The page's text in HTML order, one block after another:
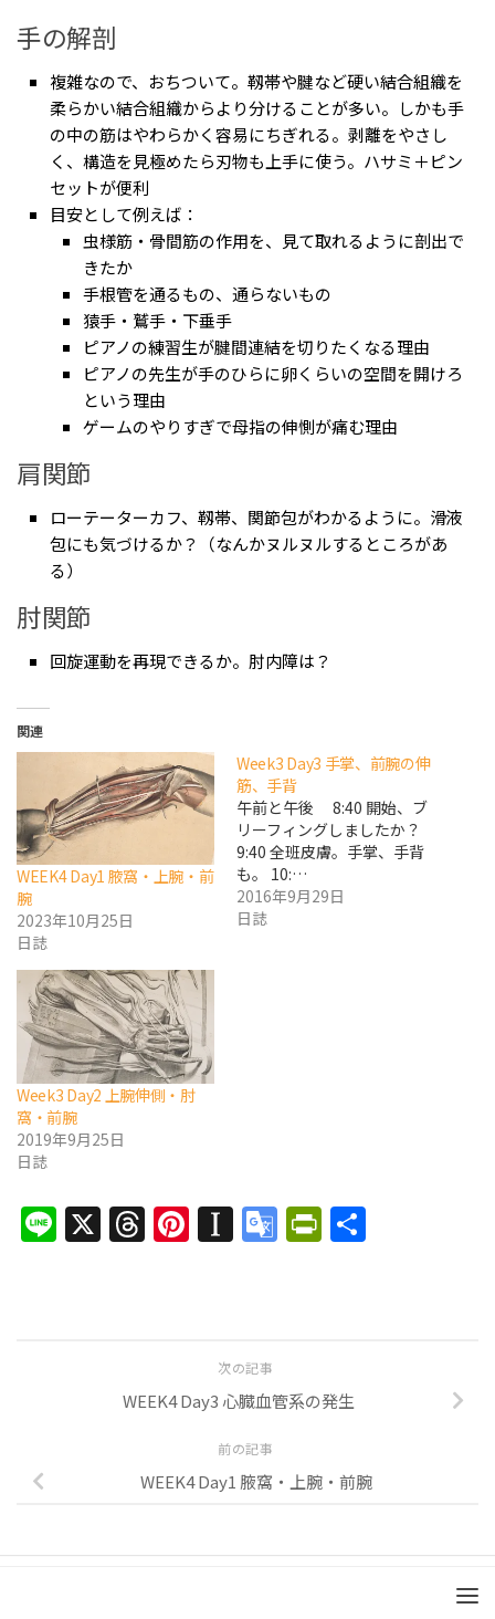
手の解剖
複雑なので、おちついて。靱帯や腱など硬い結合組織を
柔らかい結合組織からより分けることが多い。しかも手
の中の筋はやわらかく容易にちぎれる。剥離をやさし
く、構造を見極めたら刃物も上手に使う。ハサミ＋ピン
セットが便利
目安として例えば：
虫様筋・骨間筋の作用を、見て取れるように剖出で
きたか
手根管を通るもの、通らないもの
猿手・鷲手・下垂手
ピアノの練習生が腱間連結を切りたくなる理由
ピアノの先生が手のひらに卵くらいの空間を開けろ
という理由
ゲームのやりすぎで母指の伸惻が痛む理由
肩関節
ローテーターカフ、靱帯、関節包がわかるように。滑液
包にも気づけるか？（なんかヌルヌルするところがあ
る）
肘関節
回旋運動を再現できるか。肘内障は？
関連
WEEK4 Day1 腋窩・上腕・前
腕
2023年10月25日
日誌
Week3 Day3 手掌、前腕の伸
筋、手背
午前と午後 8:40 開始、ブ
リーフィングしましたか？
9:40 全班皮膚。手掌、手背
も。 10:…
2016年9月29日
日誌
Week3 Day2 上腕伸側・肘
窩・前腕
2019年9月25日
日誌
Line
X Threads
Pinterest
Instapaper
Google
次の記事
WEEK4 Day3 心臓血管系の発生
前の記事
WEEK4 Day1 腋窩・上腕・前腕